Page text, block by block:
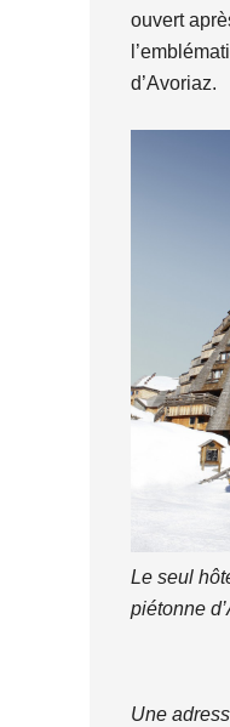
ouvert
d’Avoriaz.
Le seul
piétonne
Une